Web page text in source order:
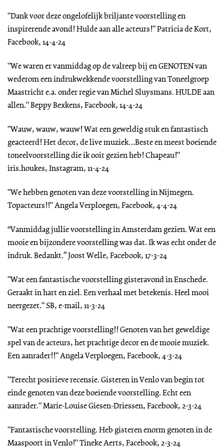
"Dank voor deze ongelofelijk briljante voorstelling en
inspirerende avond! Hulde aan alle acteurs!" Patricia de Kort,
Facebook, 14-4-24
"We waren er vanmiddag op de valreep bij en GENOTEN van
wederom een indrukwekkende voorstelling van Toneelgroep
Maastricht e.a. onder regie van Michel Sluysmans. HULDE aan
allen." Beppy Bexkens, Facebook, 14-4-24
"Wauw, wauw, wauw! Wat een geweldig stuk en fantastisch
geacteerd! Het decor, de live muziek…Beste en meest boeiende
toneelvoorstelling die ik ooit gezien heb! Chapeau!"
iris.houkes, Instagram, 11-4-24
"We hebben genoten van deze voorstelling in Nijmegen.
Topacteurs!!" Angela Verploegen, Facebook, 4-4-24
“Vanmiddag jullie voorstelling in Amsterdam gezien. Wat een
mooie en bijzondere voorstelling was dat. Ik was echt onder de
indruk. Bedankt.” Joost Welle, Facebook, 17-3-24
"Wat een fantastische voorstelling gisteravond in Enschede.
Geraakt in hart en ziel. Een verhaal met betekenis. Heel mooi
neergezet." SB, e-mail, 11-3-24
"Wat een prachtige voorstelling!! Genoten van het geweldige
spel van de acteurs, het prachtige decor en de mooie muziek.
Een aanrader!!" Angela Verploegen, Facebook, 4-3-24
"Terecht positieve recensie. Gisteren in Venlo van begin tot
einde genoten van deze boeiende voorstelling. Echt een
aanrader." Marie-Louise Giesen-Driessen, Facebook, 2-3-24
"Fantastische voorstelling. Heb gisteren enorm genoten in de
Maaspoort in Venlo!" Tineke Aerts, Facebook, 2-3-24